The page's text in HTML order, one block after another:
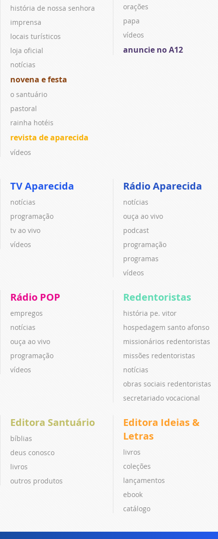
história de nossa senhora
imprensa
locais turísticos
loja oficial
notícias
novena e festa
o santuário
pastoral
rainha hotéis
revista de aparecida
vídeos
orações
papa
vídeos
anuncie no A12
TV Aparecida
notícias
programação
tv ao vivo
vídeos
Rádio Aparecida
notícias
ouça ao vivo
podcast
programação
programas
vídeos
Rádio POP
empregos
notícias
ouça ao vivo
programação
vídeos
Redentoristas
história pe. vitor
hospedagem santo afonso
missionários redentoristas
missões redentoristas
notícias
obras sociais redentoristas
secretariado vocacional
Editora Santuário
bíblias
deus conosco
livros
outros produtos
Editora Ideias &
Letras
livros
coleções
lançamentos
ebook
catálogo